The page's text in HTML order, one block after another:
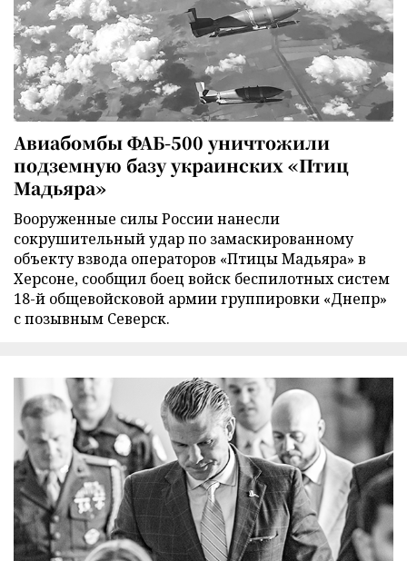
Авиабомбы ФАБ-500 уничтожили
подземную базу украинских «Птиц
Мадьяра»
Вооруженные силы России нанесли
сокрушительный удар по замаскированному
объекту взвода операторов «Птицы Мадьяра» в
Херсоне, сообщил боец войск беспилотных систем
18-й общевойсковой армии группировки «Днепр»
с позывным Северск.